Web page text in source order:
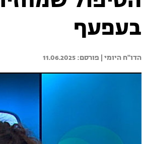
בעפעף
הדו"ח היומי | 11.06.2025